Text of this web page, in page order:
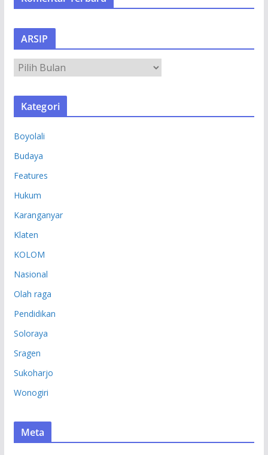
ARSIP
R
S
Kategori
Boyolali
Budaya
Features
Hukum
Karanganyar
Klaten
KOLOM
Nasional
Olah raga
Pendidikan
Soloraya
Sragen
Sukoharjo
Wonogiri
Meta